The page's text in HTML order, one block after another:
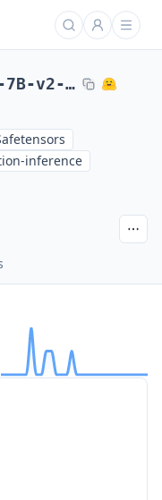
Chupacabra-7B-v2-AWQ
inference